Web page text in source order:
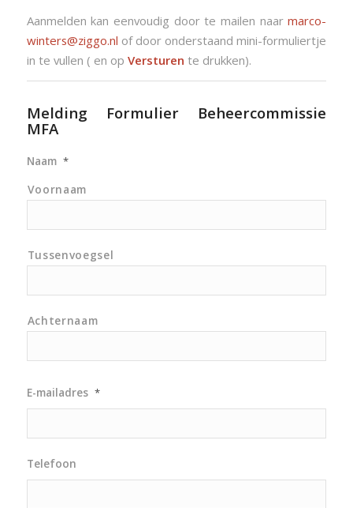
Aanmelden kan eenvoudig door te mailen naarmarco-
winters@ziggo.nl of door onderstaand mini-formuliertje
in te vullen ( en op Versturen te drukken).
Melding Formulier Beheercommissie
MFA
Naam *
Voornaam
Tussenvoegsel
Achternaam
E-mailadres *
Telefoon